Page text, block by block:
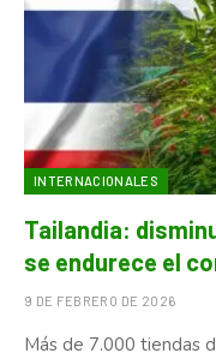
INTERNACIONALES
Tailandia:
se endurece el
9 DE FEBRERO DE 2026
Más de 7.000 tiendas